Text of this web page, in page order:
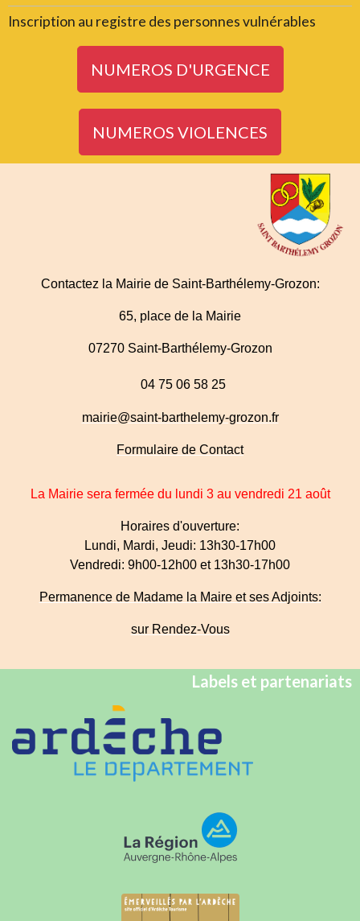
Inscription au registre des personnes vulnérables
NUMEROS D'URGENCE
NUMEROS VIOLENCES
Contactez la Mairie de Saint-Barthélemy-Grozon:
65, place de la Mairie
07270 Saint-Barthélemy-Grozon
04 75 06 58 25
mairie@saint-barthelemy-grozon.fr
Formulaire de Contact
La Mairie sera fermée du lundi 3 au vendredi 21 août
Horaires d'ouverture:
Lundi, Mardi, Jeudi: 13h30-17h00
Vendredi: 9h00-12h00 et 13h30-17h00
Permanence de Madame la Maire et ses Adjoints:
sur Rendez-Vous
Labels et partenariats